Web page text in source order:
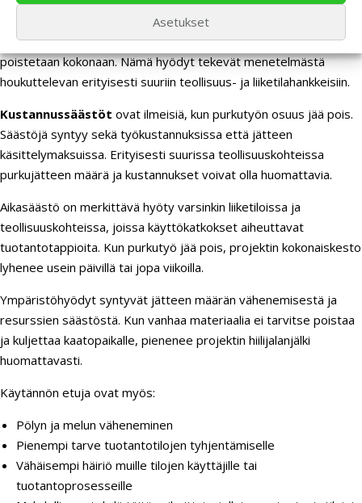
Asetukset
Vanhan pinnoitteen päälle asentaminen tarjoaa merkittäviä etuja
verrattuna perinteiseen lattiaremonttiin, jossa vanha pinta
poistetaan kokonaan. Nämä hyödyt tekevät menetelmästä
houkuttelevan erityisesti suuriin teollisuus- ja liiketilahankkeisiin.
Kustannussäästöt ovat ilmeisiä, kun purkutyön osuus jää pois.
Säästöjä syntyy sekä työkustannuksissa että jätteen
käsittelymaksuissa. Erityisesti suurissa teollisuuskohteissa
purkujätteen määrä ja kustannukset voivat olla huomattavia.
Aikasäästö on merkittävä hyöty varsinkin liiketiloissa ja
teollisuuskohteissa, joissa käyttökatkokset aiheuttavat
tuotantotappioita. Kun purkutyö jää pois, projektin kokonaiskesto
lyhenee usein päivillä tai jopa viikoilla.
Ympäristöhyödyt syntyvät jätteen määrän vähenemisestä ja
resurssien säästöstä. Kun vanhaa materiaalia ei tarvitse poistaa
ja kuljettaa kaatopaikalle, pienenee projektin hiilijalanjälki
huomattavasti.
Käytännön etuja ovat myös:
Pölyn ja melun väheneminen
Pienempi tarve tuotantotilojen tyhjentämiselle
Vähäisempi häiriö muille tilojen käyttäjille tai
tuotantoprosesseille